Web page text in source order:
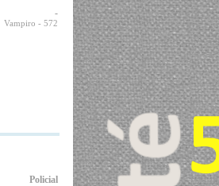
-
Vampiro - 572
Policial